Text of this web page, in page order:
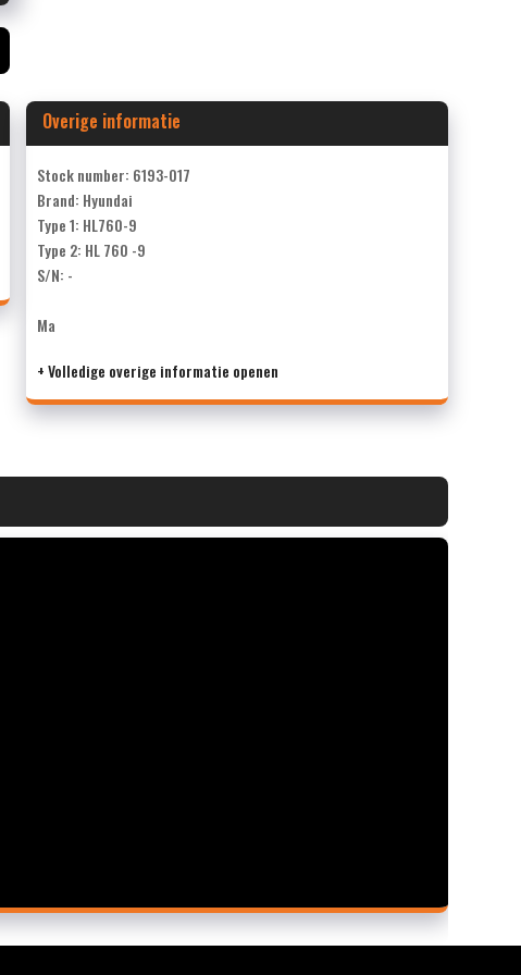
Overige informatie
Stock number: 6193-017
Brand: Hyundai
Type 1: HL760-9
Type 2: HL 760 -9
S/N: -
Ma
+ Volledige overige informatie openen